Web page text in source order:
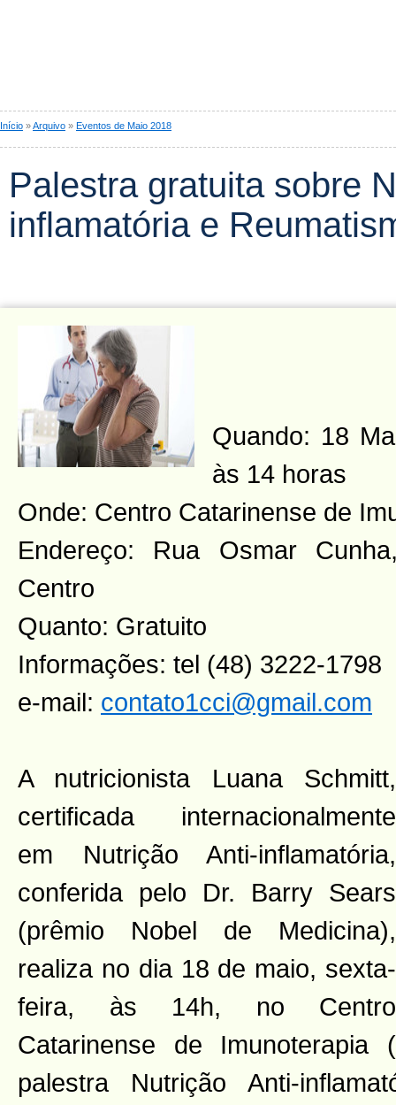
Início »Arquivo » Eventos de Maio 2018
Palestra gratuita sobre
inflamatória e
Quando: 18
às 14 horas
Onde: Centro Catarinense de
Endereço: Rua Osmar
Centro
Quanto: Gratuito
Informações: tel (48) 3222-1798
e-mail: contato1cci@gmail.com
A nutricionista Luana Schmitt,
certificada internacionalmente
em Nutrição Anti-inflamatória,
conferida pelo Dr. Barry Sears
(prêmio Nobel de Medicina),
realiza no dia 18 de maio, sexta-
feira, às 14h, no Centro
Catarinense de
palestra Nutrição Anti-